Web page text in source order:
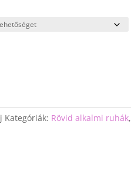
Kategóriák: Rövid alkalmi ruhák,